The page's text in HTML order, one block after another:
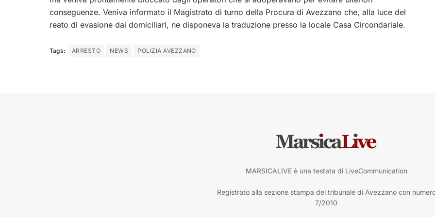
conseguenze. Veniva informato il Magistrato di turno della Procura di Avezzano che, alla luce del
reato di evasione dai domiciliari, ne disponeva la traduzione presso la locale Casa Circondariale.
Tags: ARRESTO NEWS POLIZIA AVEZZANO
MARSICALIVE è una testata di LiveCommunication
Registrato alla sezione stampa del tribunale di Avezzano con
7/2010